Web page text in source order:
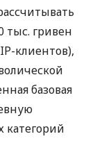
тыс. гривен
клиентов),
базовая
категорий